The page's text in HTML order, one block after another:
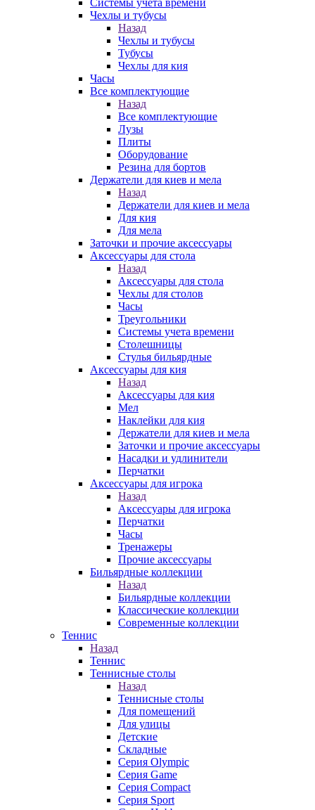
Системы учета времени
Чехлы и тубусы
Назад
Чехлы и тубусы
Тубусы
Чехлы для кия
Часы
Все комплектующие
Назад
Все комплектующие
Лузы
Плиты
Оборудование
Резина для бортов
Держатели для киев и мела
Назад
Держатели для киев и мела
Для кия
Для мела
Заточки и прочие аксессуары
Аксессуары для стола
Назад
Аксессуары для стола
Чехлы для столов
Часы
Треугольники
Системы учета времени
Столешницы
Стулья бильярдные
Аксессуары для кия
Назад
Аксессуары для кия
Мел
Наклейки для кия
Держатели для киев и мела
Заточки и прочие аксессуары
Насадки и удлинители
Перчатки
Аксессуары для игрока
Назад
Аксессуары для игрока
Перчатки
Часы
Тренажеры
Прочие аксессуары
Бильярдные коллекции
Назад
Бильярдные коллекции
Классические коллекции
Современные коллекции
Теннис
Назад
Теннис
Теннисные столы
Назад
Теннисные столы
Для помещений
Для улицы
Детские
Складные
Серия Olympic
Серия Game
Серия Compact
Серия Sport